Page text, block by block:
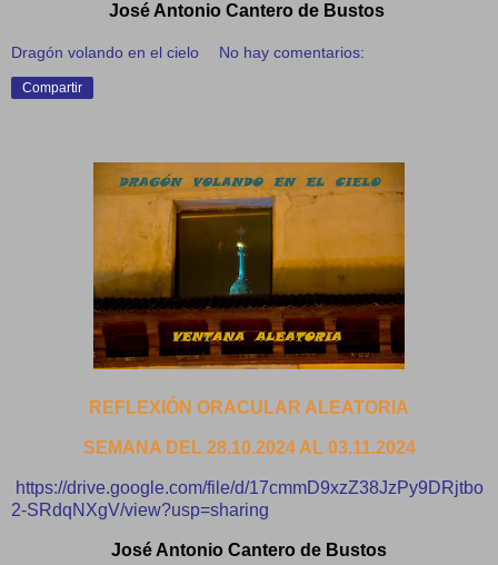
José Antonio Cantero de Bustos
Dragón volando en el cielo No hay comentarios:
Compartir
REFLEXIÓN ORACULAR ALEATORIA
SEMANA DEL 28.10.2024 AL 03.11.2024
https://drive.google.com/file/d/17cmmD9xzZ38JzPy9DRjtbo
2-SRdqNXgV/view?usp=sharing
José Antonio Cantero de Bustos